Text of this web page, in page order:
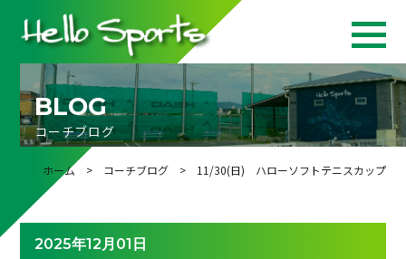
BLOG
コーチブログ
ホーム > コーチブログ> 11/30(日) ハローソフトテニスカップ
2025年12月01日